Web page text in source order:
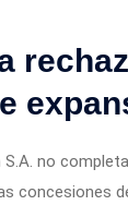
S.A. no
concesiones